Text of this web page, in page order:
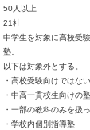
50人以上
21社
中学生を対象に高校受
塾。
以下は対象外とする。
・高校受験向けではな
・中高一貫校生向けの塾
・一部の教科のみを扱
・学校内個別指導塾